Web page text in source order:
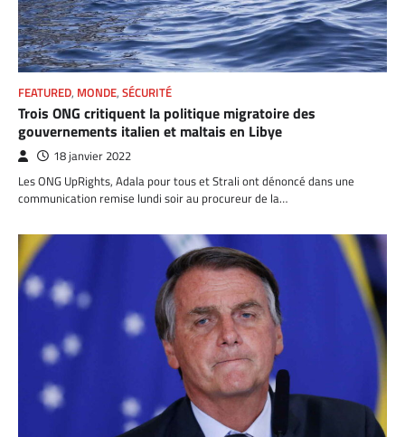
FEATURED, MONDE, SÉCURITÉ
Trois ONG critiquent la politique migratoire des
gouvernements italien et maltais en Libye
18 janvier 2022
Les ONG UpRights, Adala pour tous et Strali ont dénoncé dans une
communication remise lundi soir au procureur de la…